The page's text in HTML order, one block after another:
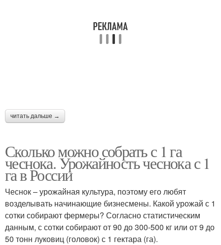
читать дальше →
Сколько можно собрать с 1 га
чеснока. Урожайность чеснока с 1
га в России
Чеснок – урожайная культура, поэтому его любят
возделывать начинающие бизнесмены. Какой урожай с 1
сотки собирают фермеры? Согласно статистическим
данным, с сотки собирают от 90 до 300-500 кг или от 9 до
50 тонн луковиц (головок) с 1 гектара (га).